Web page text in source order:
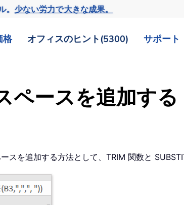
。少ない労力で大きな成果。
格 オフィスのヒント(5300) サポート
ペースを追加する
を追加する方法として、TRIM 関数と